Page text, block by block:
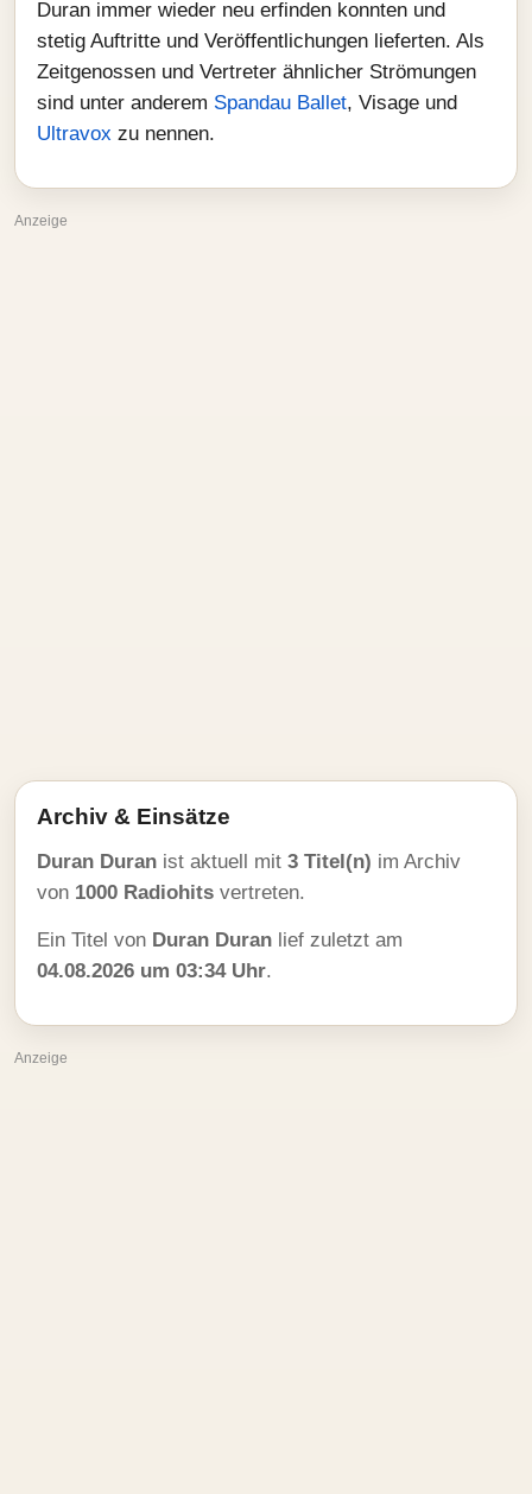
Duran immer wieder neu erfinden konnten und
stetig Auftritte und Veröffentlichungen lieferten. Als
Zeitgenossen und Vertreter ähnlicher Strömungen
sind unter anderem Spandau Ballet, Visage und
Ultravox zu nennen.
Anzeige
Archiv & Einsätze
Duran Duran ist aktuell mit 3 Titel(n) im Archiv
von 1000 Radiohits vertreten.
Ein Titel von Duran Duran lief zuletzt am
04.08.2026 um 03:34 Uhr.
Anzeige